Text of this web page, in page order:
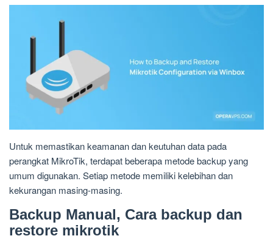
Untuk memastikan keamanan dan keutuhan data pada
perangkat MikroTik, terdapat beberapa metode backup yang
umum digunakan. Setiap metode memiliki kelebihan dan
kekurangan masing-masing.
Backup Manual, Cara backup dan
restore mikrotik